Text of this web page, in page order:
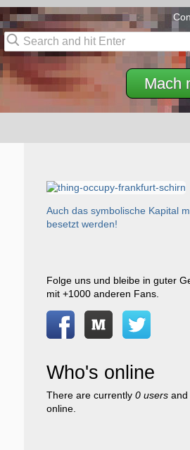
Mach
Auch das symbolische Kapital
besetzt werden!
Folge uns und bleibe in guter
mit +1000 anderen Fans.
Who's online
There are currently 0 usersand
online.